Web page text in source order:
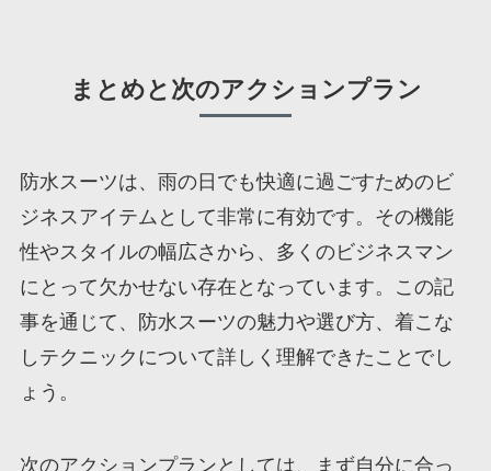
まとめと次のアクションプラン
防水スーツは、雨の日でも快適に過ごすためのビ
ジネスアイテムとして非常に有効です。その機能
性やスタイルの幅広さから、多くのビジネスマン
にとって欠かせない存在となっています。この記
事を通じて、防水スーツの魅力や選び方、着こな
しテクニックについて詳しく理解できたことでし
ょう。
次のアクションプランとしては、まず自分に合っ